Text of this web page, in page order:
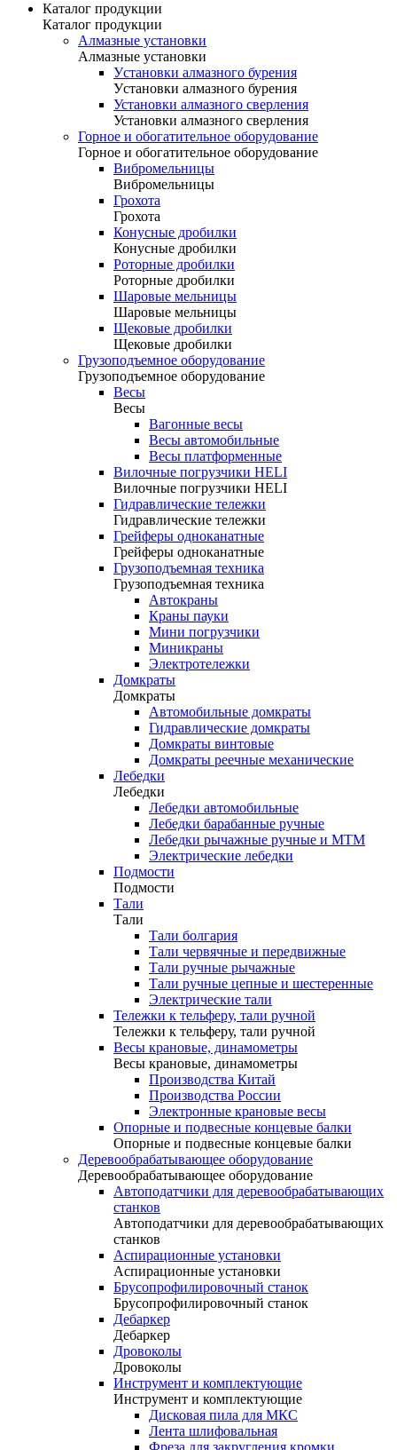
Каталог продукции
Каталог продукции
Алмазные установки
Алмазные установки
Уcтановки алмазного бурения
Уcтановки алмазного бурения
Установки алмазного сверления
Установки алмазного сверления
Горное и обогатительное оборудование
Горное и обогатительное оборудование
Вибромельницы
Вибромельницы
Грохота
Грохота
Конусные дробилки
Конусные дробилки
Роторные дробилки
Роторные дробилки
Шаровые мельницы
Шаровые мельницы
Щековые дробилки
Щековые дробилки
Грузоподъемное оборудование
Грузоподъемное оборудование
Весы
Весы
Вагонные весы
Весы автомобильные
Весы платформенные
Вилочные погрузчики HELI
Вилочные погрузчики HELI
Гидравлические тележки
Гидравлические тележки
Грейферы одноканатные
Грейферы одноканатные
Грузоподъемная техника
Грузоподъемная техника
Автокраны
Краны пауки
Мини погрузчики
Миникраны
Электротележки
Домкраты
Домкраты
Автомобильные домкраты
Гидравлические домкраты
Домкраты винтовые
Домкраты реечные механические
Лебедки
Лебедки
Лебедки автомобильные
Лебедки барабанные ручные
Лебедки рычажные ручные и МТМ
Электрические лебедки
Подмости
Подмости
Тали
Тали
Тали болгария
Тали червячные и передвижные
Тали ручные рычажные
Тали ручные цепные и шестеренные
Электрические тали
Тележки к тельферу, тали ручной
Тележки к тельферу, тали ручной
Весы крановые, динамометры
Весы крановые, динамометры
Производства Китай
Производства России
Электронные крановые весы
Опорные и подвесные концевые балки
Опорные и подвесные концевые балки
Деревообрабатывающее оборудование
Деревообрабатывающее оборудование
Автоподатчики для деревообрабатывающих
станков
Автоподатчики для деревообрабатывающих
станков
Аспирационные установки
Аспирационные установки
Брусопрофилировочный станок
Брусопрофилировочный станок
Дебаркер
Дебаркер
Дровоколы
Дровоколы
Инструмент и комплектующие
Инструмент и комплектующие
Дисковая пила для МКС
Лента шлифовальная
Фреза для закругления кромки